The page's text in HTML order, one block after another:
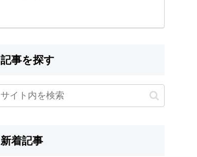
記事を探す
新着記事